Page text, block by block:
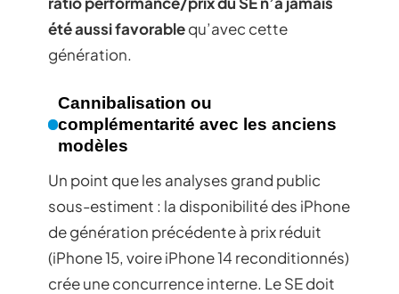
été aussi favorablequ’avec cette
génération.
Cannibalisation ou
complémentarité avec les anciens
modèles
Un point que les analyses grand public
sous-estiment : la disponibilité des iPhone
de génération précédente à prix réduit
(iPhone 15, voire iPhone 14 reconditionnés)
crée une concurrence interne. Le SE doit